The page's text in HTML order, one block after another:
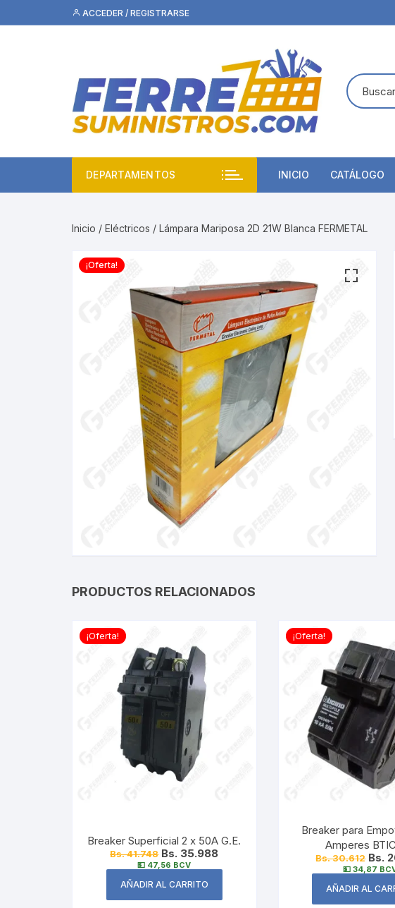
al
ACCEDER / REGISTRARSE
DEPARTAMENTOS INICIO CATÁLOGO
Inicio / Eléctricos / Lámpara Mariposa 2D 21W Blanca FERMETAL
¡Oferta!
PRODUCTOS RELACIONADOS
¡Oferta!
Breaker Superficial 2 x 50A G.E.
Bs. 41.748Bs. 35.988
💵 47,56 BCV
AÑADIR AL CARRITO
¡Oferta!
Breaker para
Amperes
Bs. 30.612Bs.
💵 34,87
AÑADIR AL